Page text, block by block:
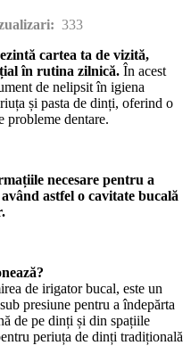
333
cartea ta de vizită,
în rutina zilnică. În acest
de nelipsit în igiena
și pasta de dinți, oferind o
probleme dentare.
necesare pentru a
astfel o cavitate bucală
de irigator bucal, este un
presiune pentru a îndepărta
de pe dinți și din spațiile
periuța de dinți tradițională